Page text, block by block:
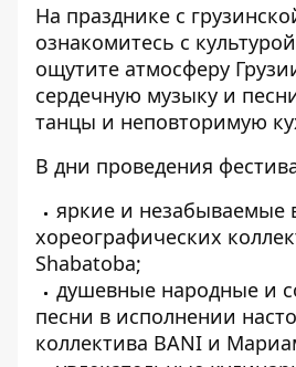
На празднике с
ознакомитесь с
ощутите атмосферу
сердечную музыку и
танцы и неповторимую
В дни проведения
яркие и незабываемые
хореографических
Shabatoba;
душевные народные и
песни в исполнении
коллектива BANI и